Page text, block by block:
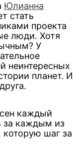
Юлианна
стать
проекта
люди. Хотя
У
неинтересных
планет. И
каждый
за каждым из
которую шаг за